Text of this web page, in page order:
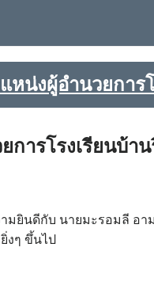
น่งผู้อำนวยการโ
ารโรงเรียนบ้าน
มยินดีกับ นายมะรอมลี อา
งๆ ขึ้นไป